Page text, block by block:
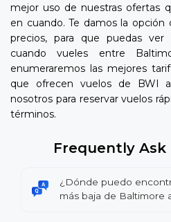
mejor uso de nuestras ofertas
en cuando. Te damos la
precios, para que puedas
cuando vueles entre
enumeraremos las mejores
que ofrecen vuelos de BWI
nosotros para reservar vuelos
términos.
Frequently Ask
¿Dónde puedo
más baja de Baltimore